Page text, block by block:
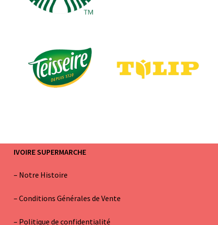
IVOIRE SUPERMARCHE
– Notre Histoire
– Conditions Générales de Vente
– Politique de confidentialité